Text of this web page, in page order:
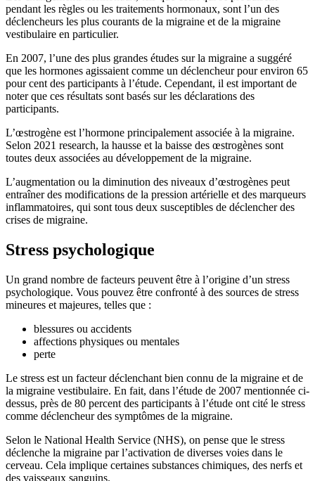
pendant les règles ou les traitements hormonaux, sont l’un des
déclencheurs les plus courants de la migraine et de la migraine
vestibulaire en particulier.
En 2007, l’une des plus grandes études sur la migraine a suggéré
que les hormones agissaient comme un déclencheur pour environ 65
pour cent des participants à l’étude. Cependant, il est important de
noter que ces résultats sont basés sur les déclarations des
participants.
L’œstrogène est l’hormone principalement associée à la migraine.
Selon 2021 research, la hausse et la baisse des œstrogènes sont
toutes deux associées au développement de la migraine.
L’augmentation ou la diminution des niveaux d’œstrogènes peut
entraîner des modifications de la pression artérielle et des marqueurs
inflammatoires, qui sont tous deux susceptibles de déclencher des
crises de migraine.
Stress psychologique
Un grand nombre de facteurs peuvent être à l’origine d’un stress
psychologique. Vous pouvez être confronté à des sources de stress
mineures et majeures, telles que :
blessures ou accidents
affections physiques ou mentales
perte
Le stress est un facteur déclenchant bien connu de la migraine et de
la migraine vestibulaire. En fait, dans l’étude de 2007 mentionnée ci-
dessus, près de 80 percent des participants à l’étude ont cité le stress
comme déclencheur des symptômes de la migraine.
Selon le National Health Service (NHS), on pense que le stress
déclenche la migraine par l’activation de diverses voies dans le
cerveau. Cela implique certaines substances chimiques, des nerfs et
des vaisseaux sanguins.